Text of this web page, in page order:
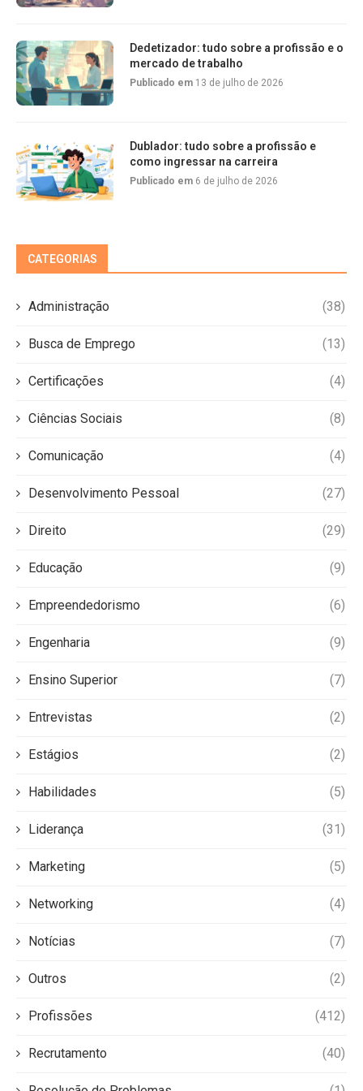
Dedetizador: tudo sobre a profissão e o
mercado de trabalho
Publicado em 13 de julho de 2026
Dublador: tudo sobre a profissão e
como ingressar na carreira
Publicado em 6 de julho de 2026
CATEGORIAS
Administração (38)
Busca de Emprego (13)
Certificações (4)
Ciências Sociais (8)
Comunicação (4)
Desenvolvimento Pessoal (27)
Direito (29)
Educação (9)
Empreendedorismo (6)
Engenharia (9)
Ensino Superior (7)
Entrevistas (2)
Estágios (2)
Habilidades (5)
Liderança (31)
Marketing (5)
Networking (4)
Notícias (7)
Outros (2)
Profissões (412)
Recrutamento (40)